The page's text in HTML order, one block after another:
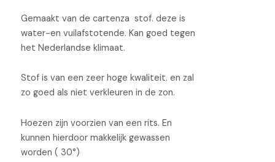
Gemaakt van de cartenza stof. deze is
water-en vuilafstotende. Kan goed tegen
het Nederlandse klimaat.
Stof is van een zeer hoge kwaliteit. en zal
zo goed als niet verkleuren in de zon.
Hoezen zijn voorzien van een rits. En
kunnen hierdoor makkelijk gewassen
worden ( 30°)